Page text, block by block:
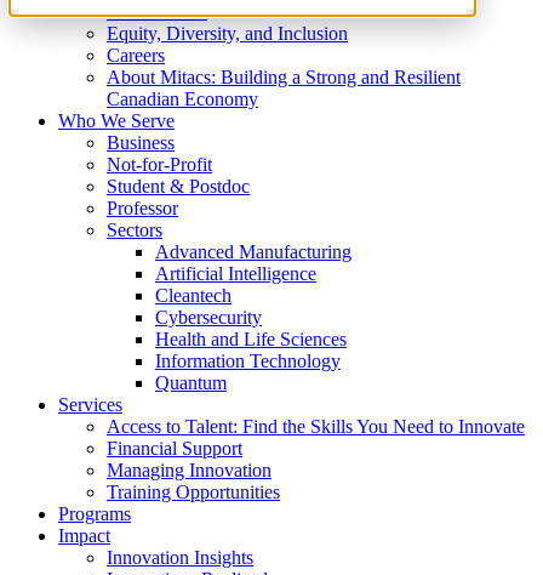
What We Do
Equity, Diversity, and Inclusion
Careers
About Mitacs: Building a Strong and Resilient
Canadian Economy
Who We Serve
Business
Not-for-Profit
Student & Postdoc
Professor
Sectors
Advanced Manufacturing
Artificial Intelligence
Cleantech
Cybersecurity
Health and Life Sciences
Information Technology
Quantum
Services
Access to Talent: Find the Skills You Need to Innovate
Financial Support
Managing Innovation
Training Opportunities
Programs
Impact
Innovation Insights